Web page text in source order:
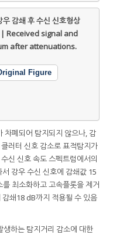
우 감쇄 후 수신 신호형상
| Received signal and
after attenuations.
Figure
차폐되어 탐지되지 않으나, 감
러터 신호 감소로 표적탐지가
신 신호 속도 스펙트럼에서의
강우 수신 신호에 감쇄값 15
최소화하고 고속플롯을 제거
쇄18 dB까지 적용될 수 있음
하는 탐지거리 감소에 대한